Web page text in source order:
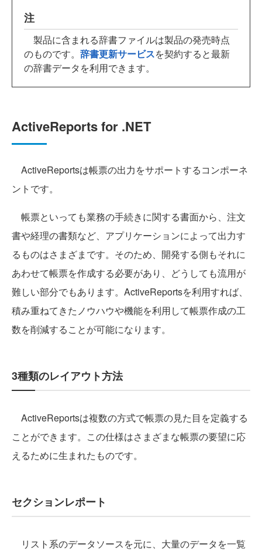
注
製品に含まれる辞書ファイルは製品の発売時点
のものです。 辞書更新サービスを契約すると最新
の辞書データを利用できます。
ActiveReports for .NET
ActiveReportsは帳票の出力をサポートするコンポーネ
ントです。
帳票といっても業務の手続きに関する書面から、注文
書や経理の書類など、アプリケーションによって出力す
るものはさまざまです。そのため、開発する側もそれに
あわせて帳票を作成する必要があり、どうしても流用が
難しい部分でもあります。ActiveReportsを利用すれば、
積み重ねてきたノウハウや機能を利用して帳票作成の工
数を削減することが可能になります。
3種類のレイアウト方法
ActiveReportsは複数の方式で帳票の見た目を定義する
ことができます。この仕様はさまざまな帳票の要望に応
えるために生まれたものです。
セクションレポート
リスト系のデータソースを元に、大量のデータを一覧